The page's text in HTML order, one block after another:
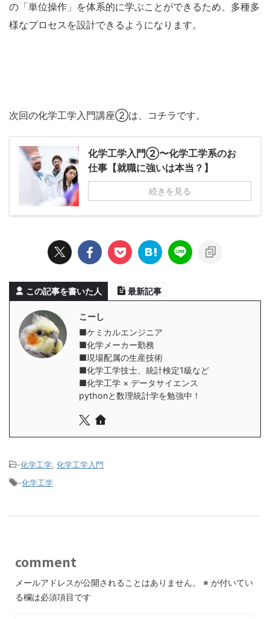
の「単位操作」を体系的に学ぶことができるため、多種多
様なプロセスを設計できるようになります。
次回の化学工学入門講座②は、コチラです。
化学工学入門②〜化学工学系のお
仕事【就職に強いは本当？】
続きを見る
この記事を書いた人 最新記事
こーし
■ケミカルエンジニア
■化学メーカー勤務
■現場配属の生産技術
■化学工学技士、統計検定1級など
■化学工学 × データサイエンス
pythonと数理統計学を勉強中！
-化学工学, 化学工学入門
-化学工学
comment
メールアドレスが公開されることはありません。 ※ が付いてい
る欄は必須項目です